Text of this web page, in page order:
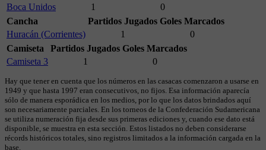
Boca Unidos
1
0
Cancha
Partidos Jugados Goles Marcados
Huracán (Corrientes)
1
0
Camiseta
Partidos Jugados Goles Marcados
Camiseta 3
1 0
Hay que tener en cuenta que los números en las casacas comenzaron a usarse en
1949 y que hasta 1997 eran consecutivos, no fijos. Esa información aparecía
sólo de manera esporádica en los medios, por lo que los datos brindados aquí
son necesariamente parciales. En los torneos de la Confederación Sudamericana
se utiliza numeración fija desde sus primeras ediciones y, cuando ese dato está
disponible, se muestra en esta sección. Estos listados no deben considerarse
récords históricos totales, sino registros limitados a la información cargada en la
base.